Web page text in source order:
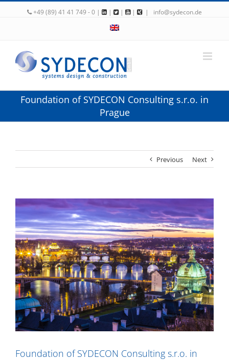
+49 (89) 41 41 749 - 0 | | | | | info@sydecon.de
Foundation of SYDECON Consulting s.r.o. in
Prague
Previous Next
View
Image
Foundation of SYDECON Consulting s.r.o. in